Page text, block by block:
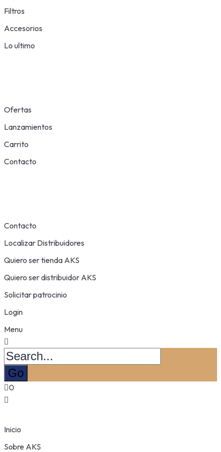
Filtros
Accesorios
Lo ultimo
Ofertas
Lanzamientos
Carrito
Contacto
Contacto
Localizar Distribuidores
Quiero ser tienda AKS
Quiero ser distribuidor AKS
Solicitar patrocinio
Login
Menu
0
Inicio
Sobre AKS